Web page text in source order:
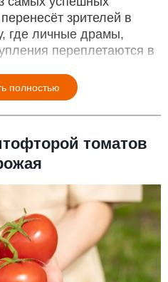
зрителей в
где личные драмы,
переплетаются в
полностью
томатов